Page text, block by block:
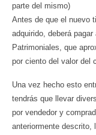
parte del mismo)
Antes de que el nuevo
adquirido, deberá
Patrimoniales, que
por ciento del valor del
Una vez hecho esto
tendrás que llevar
por vendedor y
anteriormente descrito,